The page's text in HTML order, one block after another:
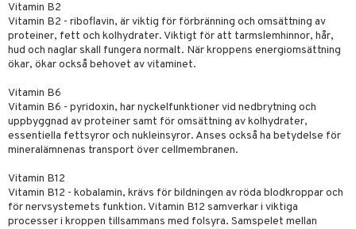
Vitamin B2
Vitamin B2 - riboflavin, är viktig för förbränning och omsättning av
proteiner, fett och kolhydrater. Viktigt för att tarmslemhinnor, hår,
hud och naglar skall fungera normalt. När kroppens energiomsättning
ökar, ökar också behovet av vitaminet.
Vitamin B6
Vitamin B6 - pyridoxin, har nyckelfunktioner vid nedbrytning och
uppbyggnad av proteiner samt för omsättning av kolhydrater,
essentiella fettsyror och nukleinsyror. Anses också ha betydelse för
mineralämnenas transport över cellmembranen.
Vitamin B12
Vitamin B12 - kobalamin, krävs för bildningen av röda blodkroppar och
för nervsystemets funktion. Vitamin B12 samverkar i viktiga
processer i kroppen tillsammans med folsyra. Samspelet mellan